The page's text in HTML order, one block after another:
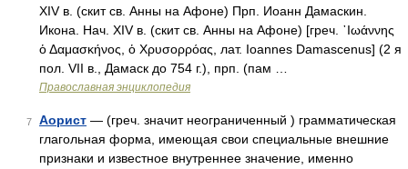
XIV в. (скит св. Анны на Афоне) Прп. Иоанн Дамаскин.
Икона. Нач. XIV в. (скит св. Анны на Афоне) [греч. ᾿Ιωάννης
ὁ Δαμασκήνος, ὁ Χρυσορρόας, лат. Ioannes Damascenus] (2 я
пол. VII в., Дамаск до 754 г.), прп. (пам …
Православная энциклопедия
7 Аорист — (греч. значит неограниченный ) грамматическая
глагольная форма, имеющая свои специальные внешние
признаки и известное внутреннее значение, именно